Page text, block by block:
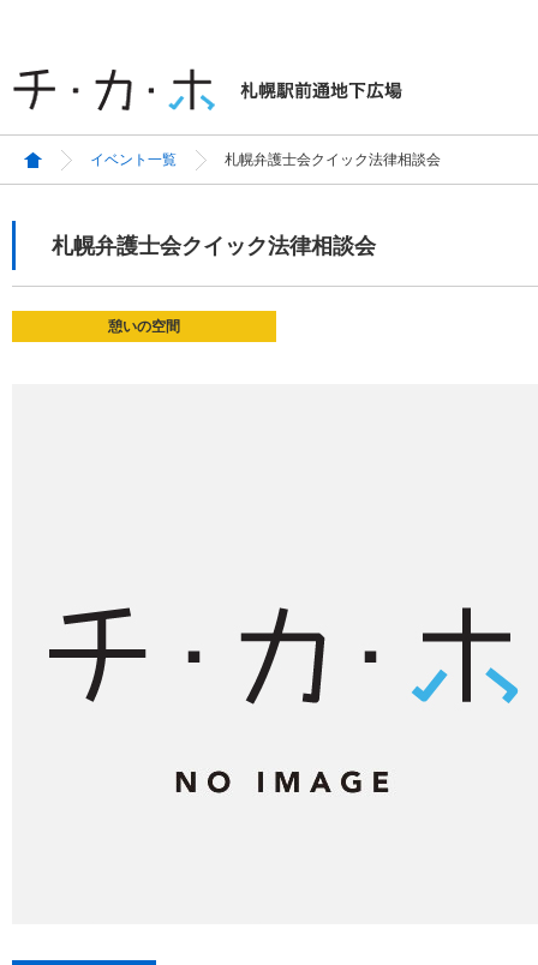
イベント一覧 札幌弁護士会クイック法律相談会
札幌弁護士会クイック法律相談会
憩いの空間